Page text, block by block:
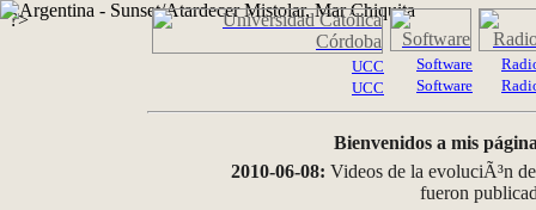
?>
UCC
UCC
Software
Software
Bienvenidos a mis
2010-06-08: Videos de la evoluciÃ³n
fueron